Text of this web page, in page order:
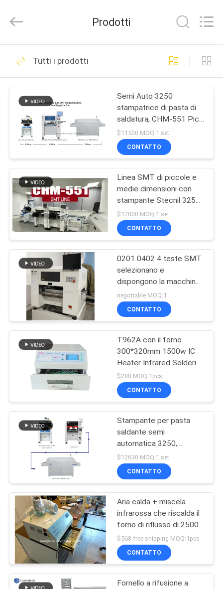
CASA
PRODOTTI
VIDEO
DI
NOI
VISITA
ALLA
FABBRICA
CONTROLLO
DELLA
QUALITÀ
CONTATTACI
NOTIZIA
SHOPPING
ON
MAPPA
DEL
SITO
POLITICA
SULLA
PRIVACY
CHARMHIGH
All
Reserved.
Scelta di SMT e
macchina del posto
74
Linea di produzione
di SMT
37
Stampante dello
stampino
Forno di riflusso di
SMT
Alimentatore di SMT
21
Prodotti
Tutti i prodotti
Semi Auto 3250
stampatrice di pasta di
saldatura, CHM-551 Pick
Place Machine, 830
Reflow Oven
$11500 MOQ:1 set
CONTATTO
Linea SMT di piccole e
medie dimensioni con
stampante Stecnil 3250
CHM-551 SMT Pick and
Place Machine 830
Reflow Oven
$12000 MOQ:1 set
CONTATTO
0201 0402 4 teste SMT
selezionano e
dispongono la macchina
con il commutatore
automatico dell'ugello
negotiable MOQ:1
CONTATTO
T962A con il forno
300*320mm 1500w IC
Heater Infrared Soldering
Station di riflusso di
Benchtop dello scarico
$280 MOQ:1pcs
CONTATTO
Stampante per pasta
saldante semi
automatica 3250,
macchina per il prelievo
di CHM-551P SMT
$12630 MOQ:1 set
CONTATTO
Aria calda + miscela
infrarossa che riscalda il
forno di riflusso di 2500w
SMT, tipo saldatrice del
cassetto
$568 free shipping MOQ:1pcs
CONTATTO
Fornello a rifusione a